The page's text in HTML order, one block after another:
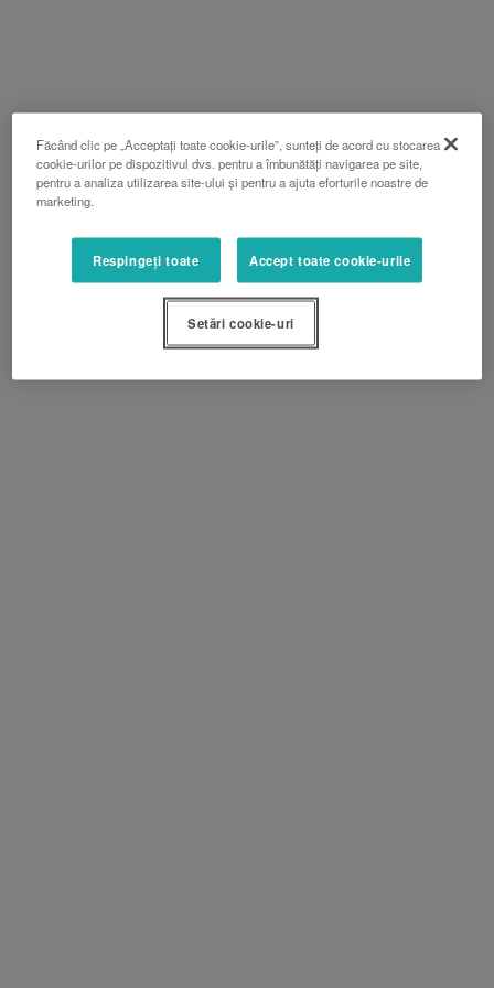
Făcând clic pe „Acceptați toate cookie-urile”, sunteți de acord cu stocarea
cookie-urilor pe dispozitivul dvs. pentru a îmbunătăți navigarea pe site,
pentru a analiza utilizarea site-ului și pentru a ajuta eforturile noastre de
marketing.
Respingeți toate Accept toate cookie-urile
Setări cookie-uri